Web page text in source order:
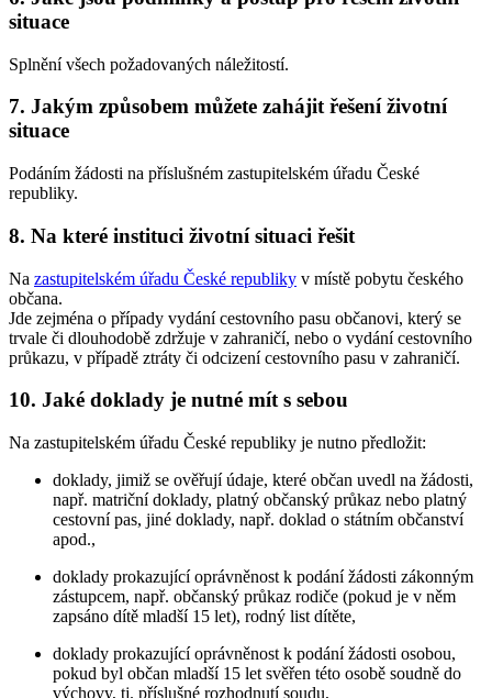
situace
Splnění všech požadovaných náležitostí.
7. Jakým způsobem můžete zahájit řešení životní
situace
Podáním žádosti na příslušném zastupitelském úřadu České
republiky.
8. Na které instituci životní situaci řešit
Na zastupitelském úřadu České republiky v místě pobytu českého
občana.
Jde zejména o případy vydání cestovního pasu občanovi, který se
trvale či dlouhodobě zdržuje v zahraničí, nebo o vydání cestovního
průkazu, v případě ztráty či odcizení cestovního pasu v zahraničí.
10. Jaké doklady je nutné mít s sebou
Na zastupitelském úřadu České republiky je nutno předložit:
doklady, jimiž se ověřují údaje, které občan uvedl na žádosti,
např. matriční doklady, platný občanský průkaz nebo platný
cestovní pas, jiné doklady, např. doklad o státním občanství
apod.,
doklady prokazující oprávněnost k podání žádosti zákonným
zástupcem, např. občanský průkaz rodiče (pokud je v něm
zapsáno dítě mladší 15 let), rodný list dítěte,
doklady prokazující oprávněnost k podání žádosti osobou,
pokud byl občan mladší 15 let svěřen této osobě soudně do
výchovy, tj. příslušné rozhodnutí soudu,